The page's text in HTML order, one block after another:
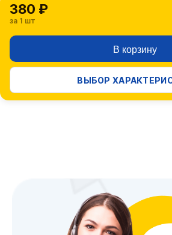
380 ₽
за 1 шт
В корзину
ВЫБОР